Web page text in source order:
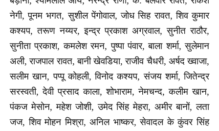
नेगी, पूनम भगत, सुशील पेंगोवाल, जोध सिह रावत, शिव कुमार
कश्यप, तरूण नय्यर, इन्द्र प्रकाश अग्रवाल, सुनीत राठौर,
सुनीता प्रकाश, कमलेश रमन, पुष्पा पंवार, बाला शर्मा, सुलेमान
अली, राजपाल रावत, बानी खेवडिया, राजीव चैधरी, अर्षद ख्वाजा,
सलीम खान, पप्पू कोहली, विनोद कश्यप, संजय शर्मा, जितेन्द्र
सरस्वती, देवी प्रसाद काला, शोभाराम, नेमचन्द, कलीम खान,
पंकज मेसोन, महेश जोशी, उमेद सिंह मेहरा, अमीर बानों, लता
जज, शिव मोहन मिश्रा, अनिल भाष्कर, सेवादल के कुंवर सिंह